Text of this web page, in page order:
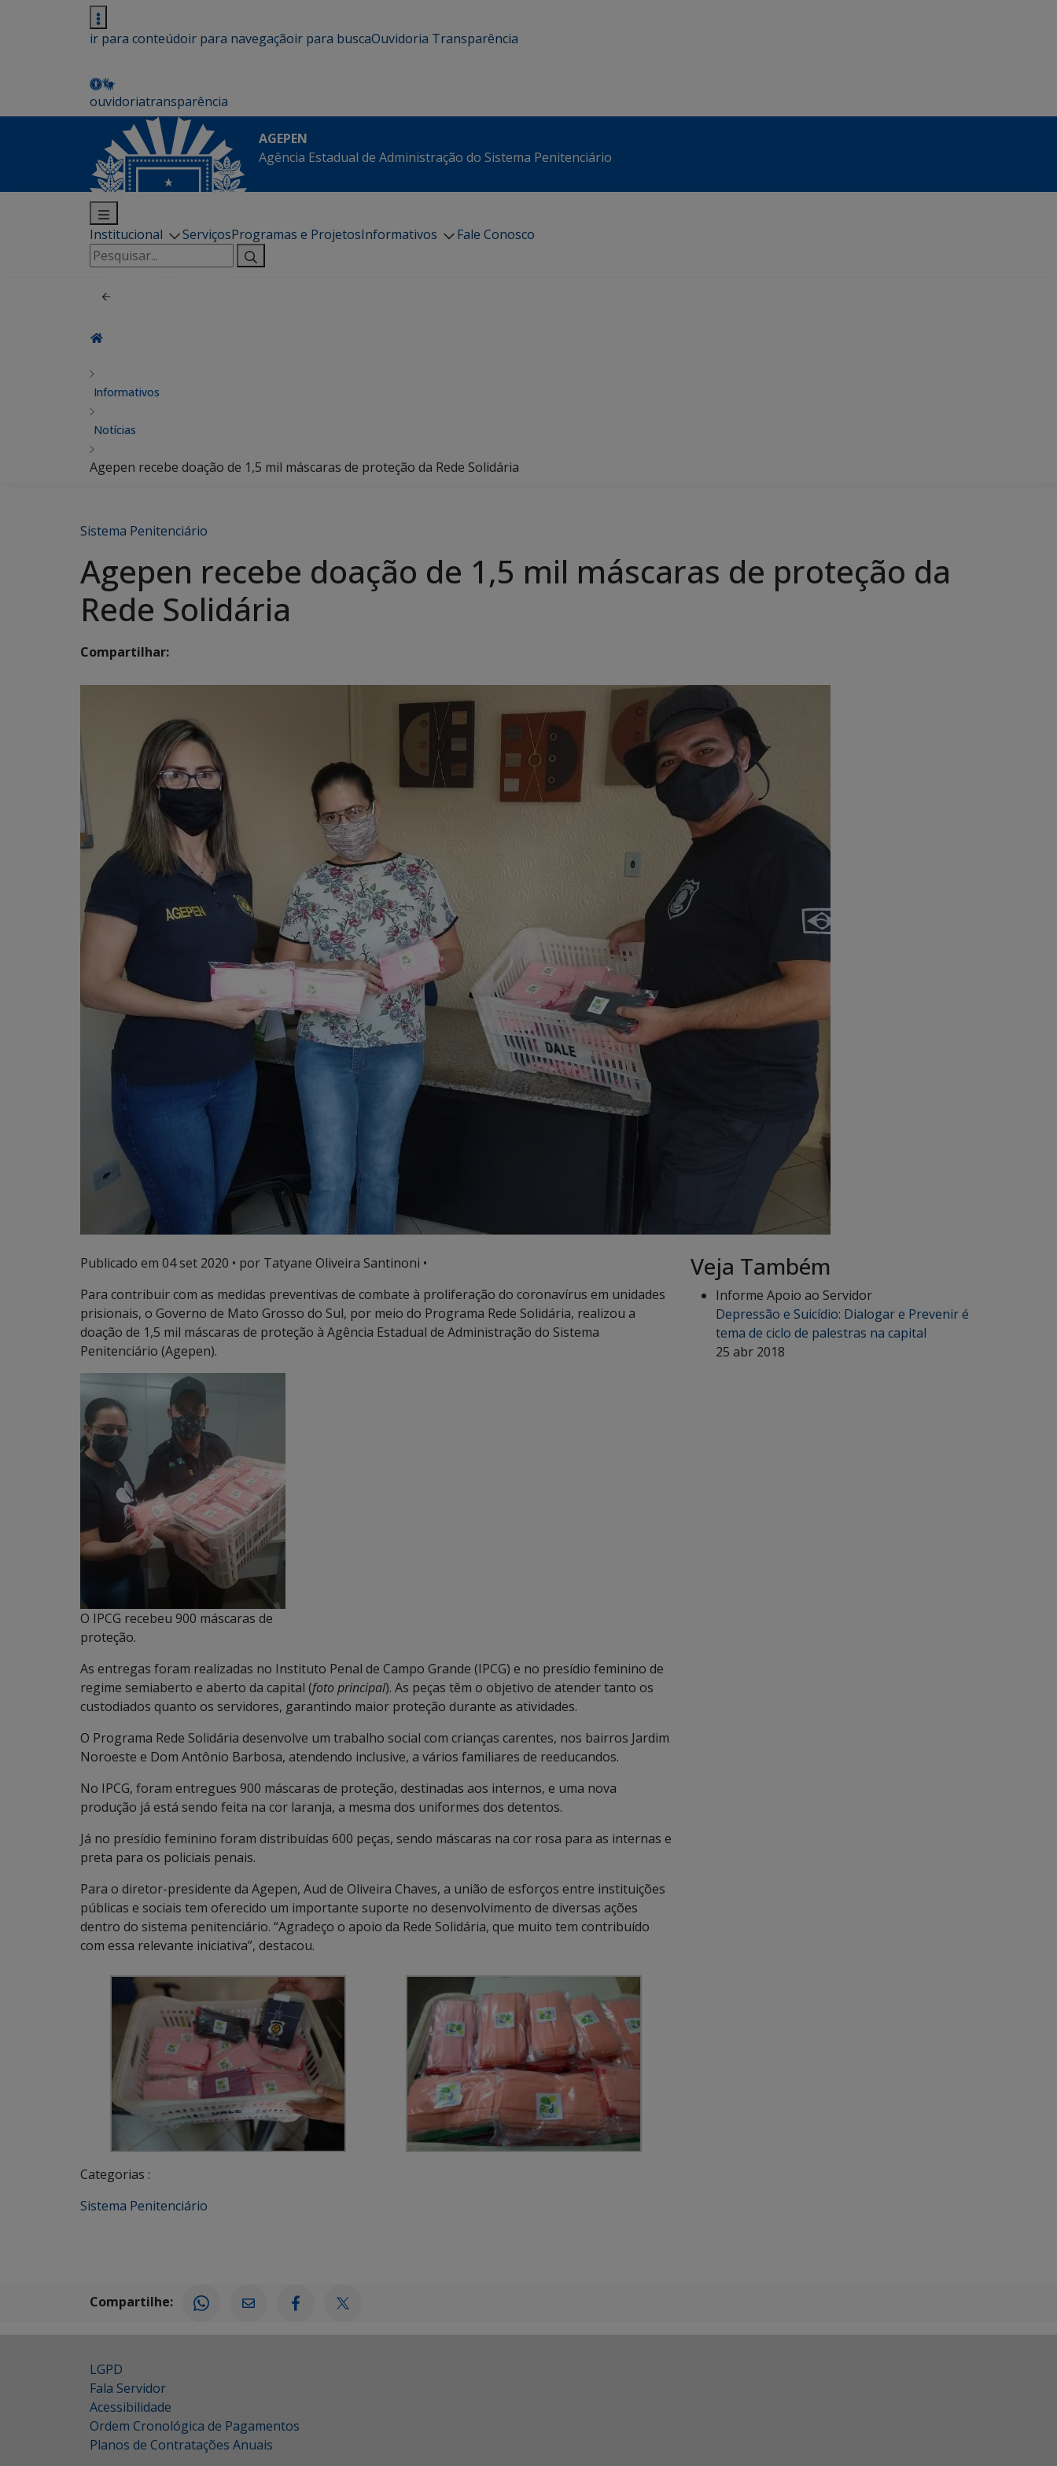
ir para conteúdoir para navegaçãoir para buscaOuvidoria Transparência
ouvidoriatransparência
AGEPEN
Agência Estadual de Administração do Sistema Penitenciário
Institucional ServiçosProgramas e ProjetosInformativos
Fale Conosco
Pesquisar
por:
Informativos
Notícias
Agepen recebe doação de 1,5 mil máscaras de proteção da Rede Solidária
Sistema Penitenciário
Agepen recebe doação de 1,5 mil máscaras de proteção da
Rede Solidária
Compartilhar:
Publicado em 04 set 2020 • por Tatyane Oliveira Santinoni •
Para contribuir com as medidas preventivas de combate à proliferação do coronavírus em unidades
prisionais, o Governo de Mato Grosso do Sul, por meio do Programa Rede Solidária, realizou a
doação de 1,5 mil máscaras de proteção à Agência Estadual de Administração do Sistema
Penitenciário (Agepen).
O IPCG recebeu 900 máscaras de
proteção.
As entregas foram realizadas no Instituto Penal de Campo Grande (IPCG) e no presídio feminino de
regime semiaberto e aberto da capital (foto principal). As peças têm o objetivo de atender tanto os
custodiados quanto os servidores, garantindo maior proteção durante as atividades.
O Programa Rede Solidária desenvolve um trabalho social com crianças carentes, nos bairros Jardim
Noroeste e Dom Antônio Barbosa, atendendo inclusive, a vários familiares de reeducandos.
No IPCG, foram entregues 900 máscaras de proteção, destinadas aos internos, e uma nova
produção já está sendo feita na cor laranja, a mesma dos uniformes dos detentos.
Já no presídio feminino foram distribuídas 600 peças, sendo máscaras na cor rosa para as internas e
preta para os policiais penais.
Para o diretor-presidente da Agepen, Aud de Oliveira Chaves, a união de esforços entre instituições
públicas e sociais tem oferecido um importante suporte no desenvolvimento de diversas ações
dentro do sistema penitenciário. “Agradeço o apoio da Rede Solidária, que muito tem contribuído
com essa relevante iniciativa”, destacou.
Categorias :
Sistema Penitenciário
Veja Também
Informe Apoio ao Servidor
Depressão e Suicídio: Dialogar e Prevenir é
tema de ciclo de palestras na capital
25 abr 2018
Compartilhe:
LGPD
Fala Servidor
Acessibilidade
Ordem Cronológica de Pagamentos
Planos de Contratações Anuais